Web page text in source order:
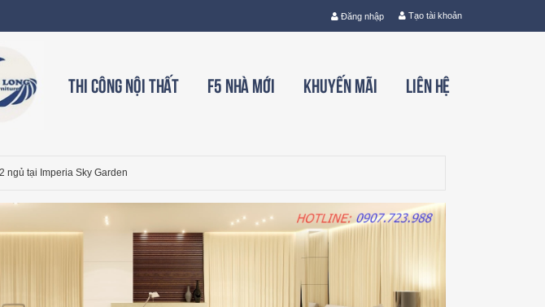
Đăng nhập Tạo tài khoản
Thi công nội thất F5 nhà mới Khuyến mãi Liên hệ
ngủ tại Imperia Sky Garden